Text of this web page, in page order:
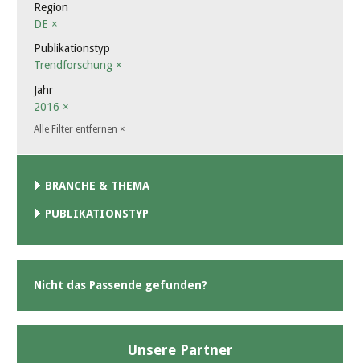
Region
DE ×
Publikationstyp
Trendforschung ×
Jahr
2016 ×
Alle Filter entfernen ×
BRANCHE & THEMA
PUBLIKATIONSTYP
Nicht das Passende gefunden?
Unsere Partner